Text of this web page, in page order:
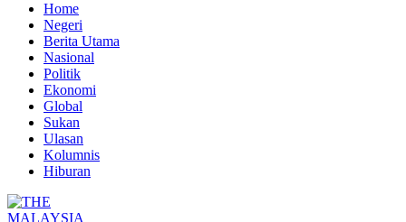
Home
Negeri
Berita Utama
Nasional
Politik
Ekonomi
Global
Sukan
Ulasan
Kolumnis
Hiburan